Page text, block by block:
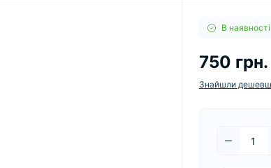
В наявності
750 грн.
Знайшли